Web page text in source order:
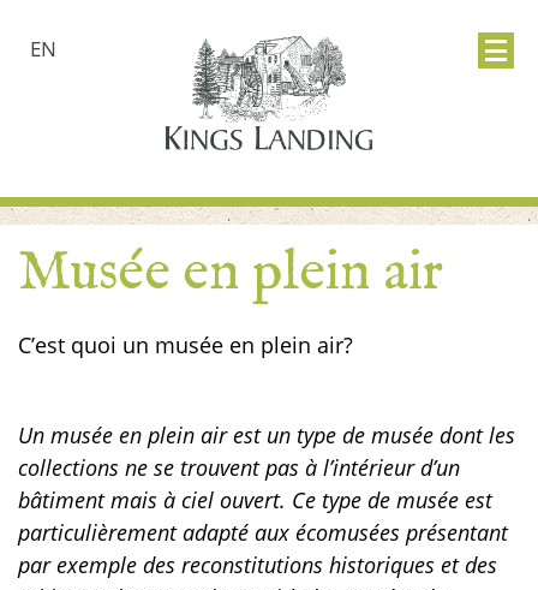
EN
Musée en plein air
C’est quoi un musée en plein air?
Un musée en plein air est un type de musée dont les
collections ne se trouvent pas à l’intérieur d’un
bâtiment mais à ciel ouvert. Ce type de musée est
particulièrement adapté aux écomusées présentant
par exemple des reconstitutions historiques et des